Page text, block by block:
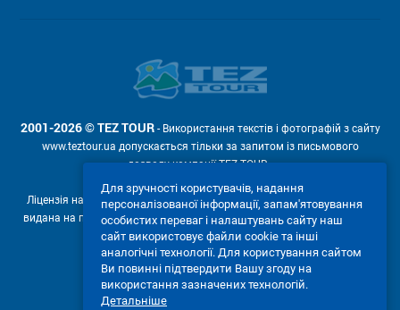
2001-2026 © TEZ TOUR - Використання текстів і фотографій з сайту
www.teztour.ua допускається тільки за запитом із письмового
дозволу компанії TEZ TOUR .
Ліцензія на провадження туроператорської діяльності АВ №566448
видана на підставі рішення Державної служби туризму і курортів від
04.02.2011р. № 4-ліц.
Ми приймаємо:
Для зручності користувачів, надання
персоналізованої інформації, запам'ятовування
особистих переваг і налаштувань сайту наш
сайт використовує файли cookie та інші
аналогічні технології. Для користування сайтом
Ви повинні підтвердити Вашу згоду на
використання зазначених технологій.
Детальніше